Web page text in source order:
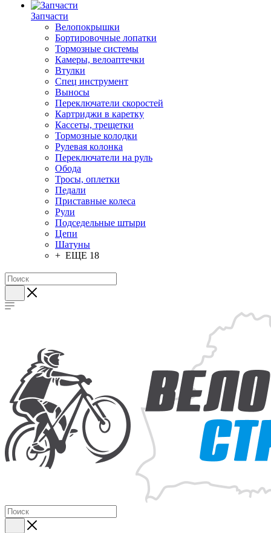
Запчасти
Велопокрышки
Бортировочные лопатки
Тормозные системы
Камеры, велоаптечки
Втулки
Спец инструмент
Выносы
Переключатели скоростей
Картриджи в каретку
Кассеты, трещетки
Тормозные колодки
Рулевая колонка
Переключатели на руль
Обода
Тросы, оплетки
Педали
Приставные колеса
Рули
Подседельные штыри
Цепи
Шатуны
+ ЕЩЕ 18